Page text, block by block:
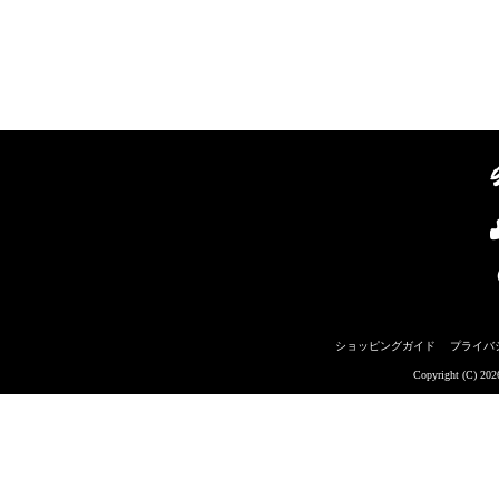
ショッピングガイド プライバ
Copyright (C)